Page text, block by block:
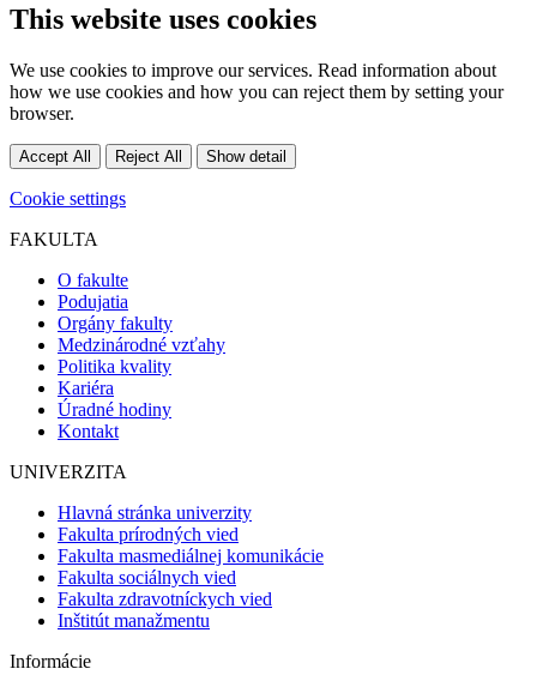
This website uses cookies
We use cookies to improve our services. Read information about
how we use cookies and how you can reject them by setting your
browser.
Accept All Reject All Show detail
Cookie settings
FAKULTA
O fakulte
Podujatia
Orgány fakulty
Medzinárodné vzťahy
Politika kvality
Kariéra
Úradné hodiny
Kontakt
UNIVERZITA
Hlavná stránka univerzity
Fakulta prírodných vied
Fakulta masmediálnej komunikácie
Fakulta sociálnych vied
Fakulta zdravotníckych vied
Inštitút manažmentu
Informácie